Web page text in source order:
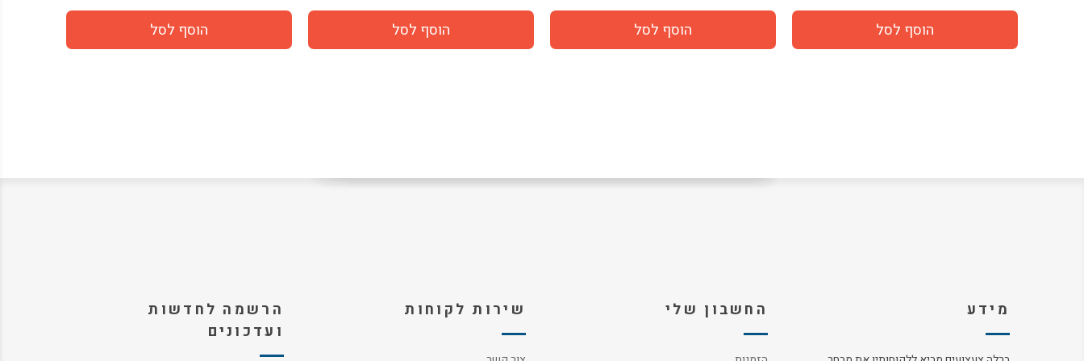
מידע החשבון שלי שירות לקוחות
הרשמה לחדשות
ועדכונים